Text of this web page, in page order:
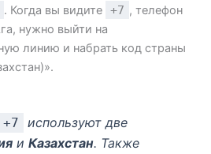
. Когда вы видите +7 , телефон
нужно выйти на
линию и набрать код страны
+7
используют две
и Казахстан. Также